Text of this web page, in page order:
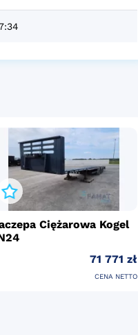
Ciężarowa Kogel
71 771 zł
CENA NETTO